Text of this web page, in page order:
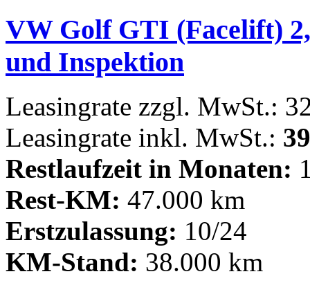
VW Golf GTI (Facelift)
und Inspektion
Leasingrate zzgl. MwSt.:
Leasingrate inkl. MwSt.:
Restlaufzeit in Monaten:
Rest-KM: 47.000 km
Erstzulassung: 10/24
KM-Stand: 38.000 km